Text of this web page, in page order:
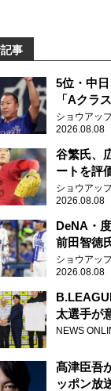
事
5位・中
「Aクラ
ますね」
ショウアッ
2026.08.08
谷繁氏、
ートを評
とが…」
ショウアッ
2026.08.08
DeNA・
前田智徳
はチャン
ショウアッ
2026.08.08
太選手が
さらに盛
NEWS
髙津臣吾
ッポン放